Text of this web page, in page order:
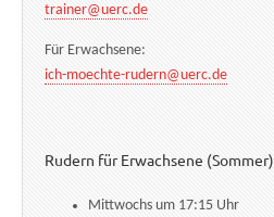
trainer@uerc.de
Für Erwachsene:
ich-moechte-rudern@uerc.de
Rudern für Erwachsene (Sommer)
Mittwochs um 17:15 Uhr